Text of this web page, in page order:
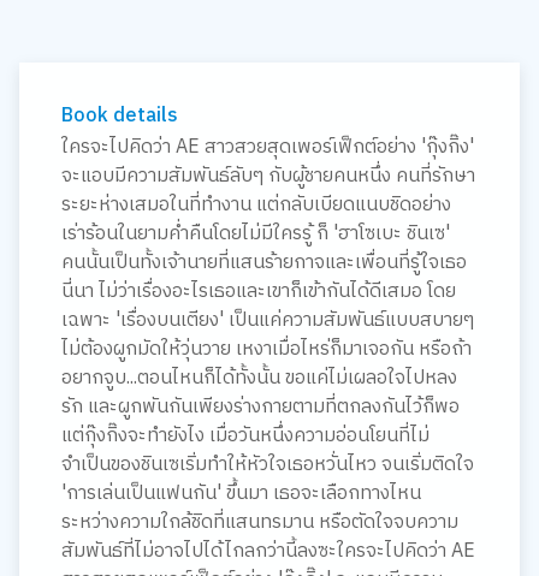
Book details
ใครจะไปคิดว่า AE สาวสวยสุดเพอร์เฟ็กต์อย่าง 'กุ๊งกิ๊ง'
จะแอบมีความสัมพันธ์ลับๆ กับผู้ชายคนหนึ่ง คนที่รักษา
ระยะห่างเสมอในที่ทำงาน แต่กลับเบียดแนบชิดอย่าง
เร่าร้อนในยามค่ำคืนโดยไม่มีใครรู้ ก็ 'ฮาโซเบะ ชินเซ'
คนนั้นเป็นทั้งเจ้านายที่แสนร้ายกาจและเพื่อนที่รู้ใจเธอ
นี่นา ไม่ว่าเรื่องอะไรเธอและเขาก็เข้ากันได้ดีเสมอ โดย
เฉพาะ 'เรื่องบนเตียง' เป็นแค่ความสัมพันธ์แบบสบายๆ
ไม่ต้องผูกมัดให้วุ่นวาย เหงาเมื่อไหร่ก็มาเจอกัน หรือถ้า
อยากจูบ...ตอนไหนก็ได้ทั้งนั้น ขอแค่ไม่เผลอใจไปหลง
รัก และผูกพันกันเพียงร่างกายตามที่ตกลงกันไว้ก็พอ
แต่กุ๊งกิ๊งจะทำยังไง เมื่อวันหนึ่งความอ่อนโยนที่ไม่
จำเป็นของชินเซเริ่มทำให้หัวใจเธอหวั่นไหว จนเริ่มติดใจ
'การเล่นเป็นแฟนกัน' ขึ้นมา เธอจะเลือกทางไหน
ระหว่างความใกล้ชิดที่แสนทรมาน หรือตัดใจจบความ
สัมพันธ์ที่ไม่อาจไปได้ไกลกว่านี้ลงซะใครจะไปคิดว่า AE